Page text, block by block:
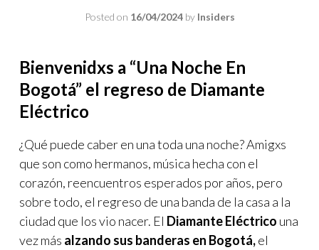
Posted on 16/04/2024by Insiders
Bienvenidxs a “Una Noche En
Bogotá” el regreso de Diamante
Eléctrico
¿Qué puede caber en una toda una noche? Amigxs
que son como hermanos, música hecha con el
corazón, reencuentros esperados por años, pero
sobre todo, el regreso de una banda de la casa a la
ciudad que los vio nacer. El Diamante Eléctrico una
vez más alzando sus banderas en Bogotá,el